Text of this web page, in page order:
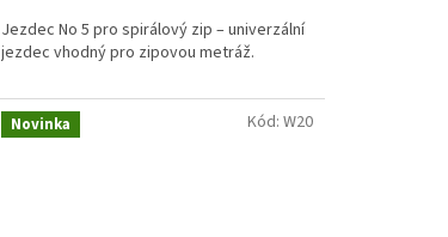
Jezdec No 5 pro spirálový zip – univerzální
jezdec vhodný pro zipovou metráž.
Novinka Kód: W20